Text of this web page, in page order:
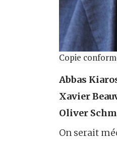
Copie
Abbas
Xavier
Oliver
On serait